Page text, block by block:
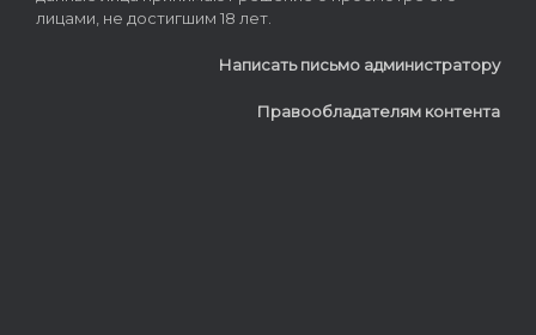
лицами, не достигшим 18 лет.
Написать письмо администратору
Правообладателям контента